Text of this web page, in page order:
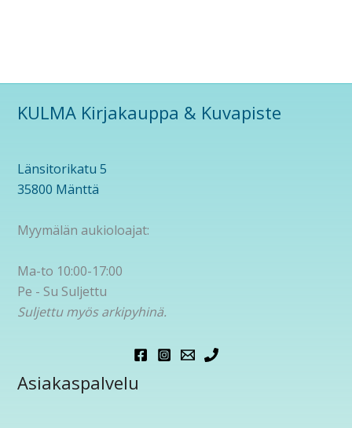
KULMA Kirjakauppa & Kuvapiste
Länsitorikatu 5
35800 Mänttä
Myymälän aukioloajat:
Ma-to 10:00-17:00
Pe - Su Suljettu
Suljettu myös arkipyhinä.
Asiakaspalvelu